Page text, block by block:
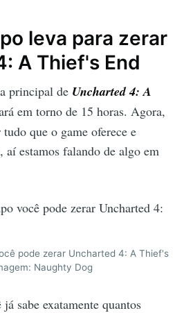
leva para zerar
A Thief's End
principal de Uncharted 4: A
em torno de 15 horas. Agora,
que o game oferece e
estamos falando de algo em
pode zerar Uncharted 4: A Thief's
Naughty Dog
sabe exatamente quantos